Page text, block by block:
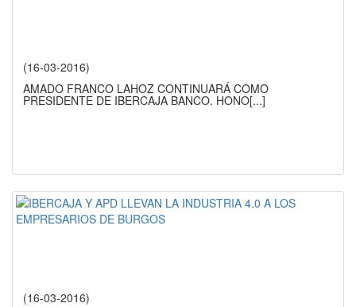
(16-03-2016)
AMADO FRANCO LAHOZ CONTINUARÁ COMO
PRESIDENTE DE IBERCAJA BANCO. HONO[...]
(16-03-2016)